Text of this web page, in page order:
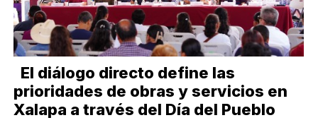
El diálogo directo define las
prioridades de obras y servicios en
Xalapa a través del Día del Pueblo